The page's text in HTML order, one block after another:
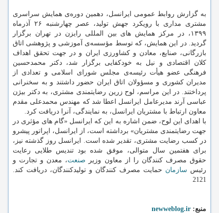
به گزارش روابط عمومی ایرانسل، دهمین دوره‌ی همایش سراسری
مشتری مداری با رویکرد جهش تولید، عصر چهارشنبه ۲۶ آذرماه
۱۳۹۹، در مرکز همایش های بین المللی رایزن در تهران برگزار
گردید. در این همایش، که توسط مؤسسه‌ی آموزشی و پژوهشی اتاق
بازرگانی، صنایع، معادن و کشاورزی ایران و در جهت تحقق اهداف
کلان اقتصادی و نیل به خودکفایی برگزار شد، دکتر محمدحسین
فرهنگی عضو هیأت رئیسه‌ی مجلس شورای اسلامی و تعدادی از
مدیران کشوری و مسؤولان اتاق ایران حضور داشتند و به سخنرانی
پرداختند. در این مراسم، لوح زرین رضایتمندی مشتری، به دکتر بیژن
عباسی آرند مدیرعامل ایرانسل اعطا شد که مهندس محمدعلی مقدم
معاون ارتباط با مشتریان ایرانسل، به نمایندگی، آنرا دریافت کرد.
با اهدای این لوح، ضمن اشاره به این که ایرانسل «گام های مؤثری در
جهت رضایتمندی مشتریان» برداشته است، از ایرانسل، اپراتور پیشرو
در کسب رضایت مشتری، تقدیر شده است. ایرانسل روز گذشته نیز،
برای هفتمین سال متوالی، موفق شده بود تندیس طلایی رعایت
حقوق مصرف کنندگان را از معاون وزیر صنعت، معدن و تجارت و
رئیس سازمان حمایت مصرف کنندگان و تولیدکنندگان، دریافت کند.
2121
منبع: newweblog.ir